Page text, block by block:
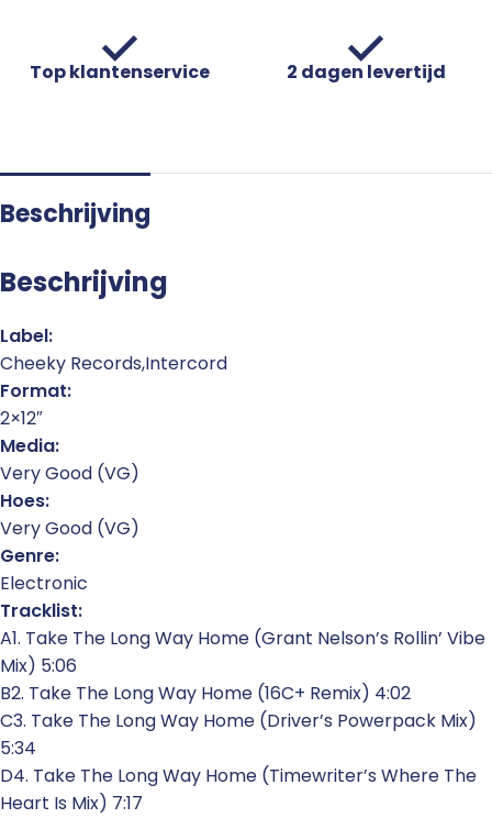
Top klantenservice 2 dagen levertijd
Beschrijving
Beschrijving
Label:
Cheeky Records,Intercord
Format:
2×12″
Media:
Very Good (VG)
Hoes:
Very Good (VG)
Genre:
Electronic
Tracklist:
A1. Take The Long Way Home (Grant Nelson’s Rollin’ Vibe
Mix) 5:06
B2. Take The Long Way Home (16C+ Remix) 4:02
C3. Take The Long Way Home (Driver’s Powerpack Mix)
5:34
D4. Take The Long Way Home (Timewriter’s Where The
Heart Is Mix) 7:17